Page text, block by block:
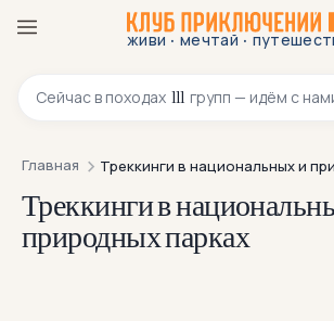
живи · мечтай ·
Сейчас в походах 111 групп — идём с
8 800 200-70-23
Главная Треккинги в национальных и
Треккинги в
природных парках